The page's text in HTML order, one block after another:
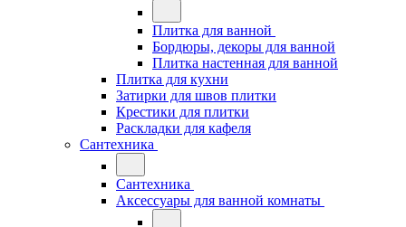
Плитка для ванной
Бордюры, декоры для ванной
Плитка настенная для ванной
Плитка для кухни
Затирки для швов плитки
Крестики для плитки
Раскладки для кафеля
Сантехника
Сантехника
Аксессуары для ванной комнаты